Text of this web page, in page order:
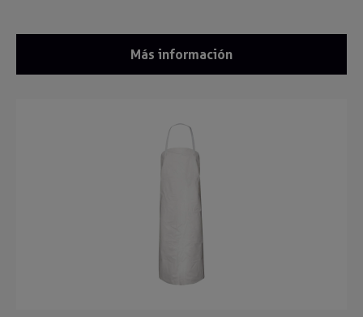
Más información